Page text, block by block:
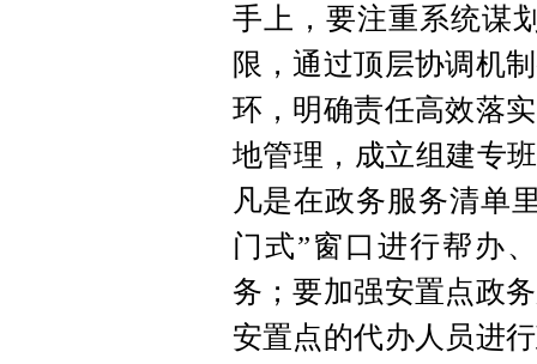
手上，要注重系统谋
限，通过顶层协调机
环，明确责任高效落
地管理，成立组建专
凡是在政务服务清单
门式”窗口进行帮办
务；要加强安置点政
安置点的代办人员进